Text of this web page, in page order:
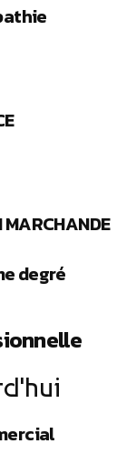
degré